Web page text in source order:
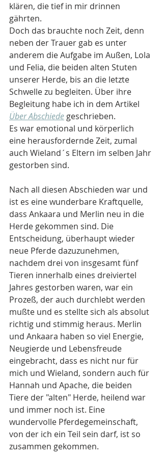
klären, die tief in mir drinnen
gährten.
Doch das brauchte noch Zeit, denn
neben der Trauer gab es unter
anderem die Aufgabe im Außen, Lola
und Felia, die beiden alten Stuten
unserer Herde, bis an die letzte
Schwelle zu begleiten. Über ihre
Begleitung habe ich in dem Artikel
Über Abschiede geschrieben.
Es war emotional und körperlich
eine herausfordernde Zeit, zumal
auch Wieland´s Eltern im selben Jahr
gestorben sind.
Nach all diesen Abschieden war und
ist es eine wunderbare Kraftquelle,
dass Ankaara und Merlin neu in die
Herde gekommen sind. Die
Entscheidung, überhaupt wieder
neue Pferde dazuzunehmen,
nachdem drei von insgesamt fünf
Tieren innerhalb eines dreiviertel
Jahres gestorben waren, war ein
Prozeß, der auch durchlebt werden
mußte und es stellte sich als absolut
richtig und stimmig heraus. Merlin
und Ankaara haben so viel Energie,
Neugierde und Lebensfreude
eingebracht, dass es nicht nur für
mich und Wieland, sondern auch für
Hannah und Apache, die beiden
Tiere der "alten" Herde, heilend war
und immer noch ist. Eine
wundervolle Pferdegemeinschaft,
von der ich ein Teil sein darf, ist so
zusammen gekommen.